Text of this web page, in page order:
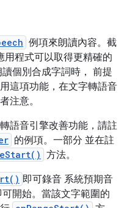
例項來朗讀內容。截
用程式可以取得更精確的
個別合成字詞時， 前提
這項功能，在文字轉語音
注意。
語音引擎改善功能，請註
的例項。一部分 並在註
方法。
即可錄音 系統預期音
開始。當該文字範圍的